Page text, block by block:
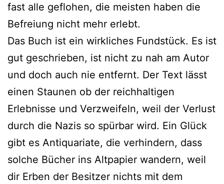
fast alle geflohen, die meisten haben die
Befreiung nicht mehr erlebt.
Das Buch ist ein wirkliches Fundstück. Es ist
gut geschrieben, ist nicht zu nah am Autor
und doch auch nie entfernt. Der Text lässt
einen Staunen ob der reichhaltigen
Erlebnisse und Verzweifeln, weil der Verlust
durch die Nazis so spürbar wird. Ein Glück
gibt es Antiquariate, die verhindern, dass
solche Bücher ins Altpapier wandern, weil
dir Erben der Besitzer nichts mit dem